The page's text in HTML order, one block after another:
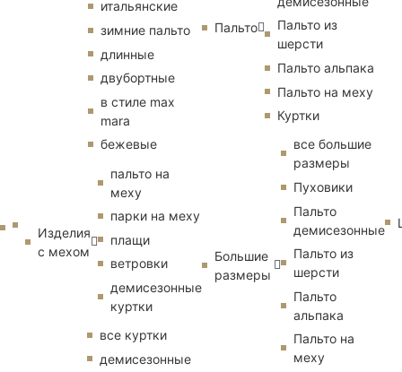
итальянские
зимние пальто
длинные
двубортные
в стиле max
mara
бежевые
Изделия
с мехом
пальто на
меху
парки на меху
плащи
ветровки
демисезонные
куртки
все куртки
демисезонные
Пальто
Пальто из
шерсти
Пальто альпака
Пальто на меху
Куртки
Большие
размеры
все большие
размеры
Пуховики
Пальто
демисезонные
Пальто из
шерсти
Пальто
альпака
Пальто на
меху